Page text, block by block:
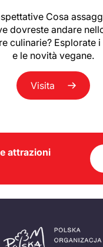
Cosa
dovreste andare
culinarie? Esplorate
e le novità vegane.
Visita
attrazioni